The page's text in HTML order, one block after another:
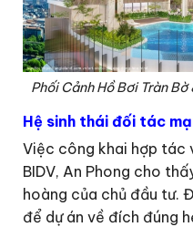
Phối Cảnh Hồ Bơi Tràn
Hệ sinh thái đối tác
Việc công khai hợp tác
BIDV, An Phong cho
hoàng của chủ đầu tư.
để dự án về đích đúng